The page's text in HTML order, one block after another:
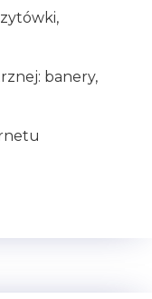
banery,